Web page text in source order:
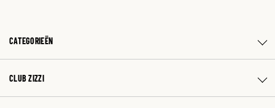
CATEGORIEËN
CLUB ZIZZI